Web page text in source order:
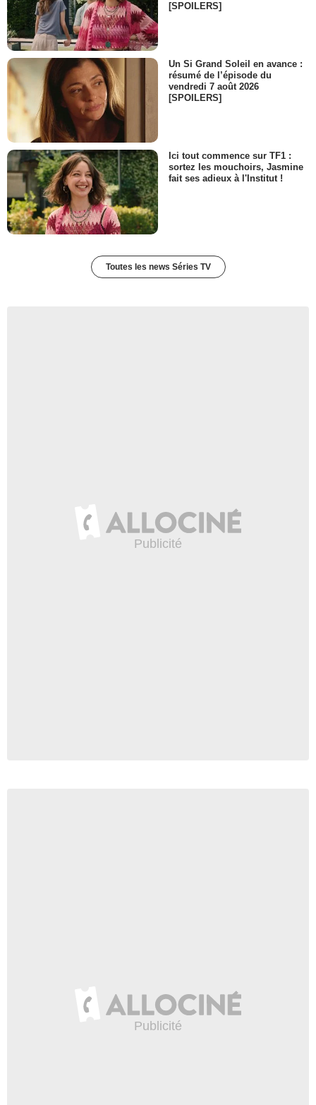
[SPOILERS]
Un Si Grand Soleil en avance :
résumé de l’épisode du
vendredi 7 août 2026
[SPOILERS]
Ici tout commence sur TF1 :
sortez les mouchoirs, Jasmine
fait ses adieux à l'Institut !
Toutes les news Séries TV